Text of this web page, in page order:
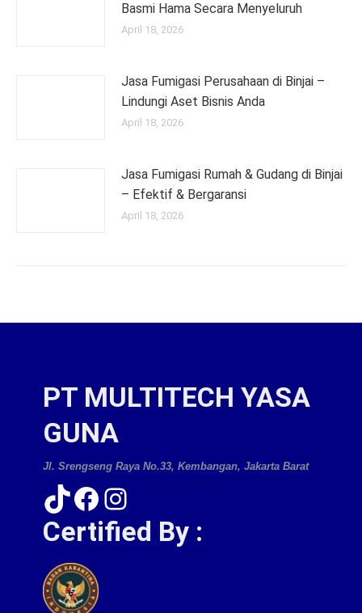
Basmi Hama Secara Menyeluruh
April 18, 2026
Jasa Fumigasi Perusahaan di Binjai –
Lindungi Aset Bisnis Anda
April 18, 2026
Jasa Fumigasi Rumah & Gudang di Binjai
– Efektif & Bergaransi
April 18, 2026
PT MULTITECH YASA
GUNA
Jl. Srengseng Raya No.33, Kembangan, Jakarta Barat
TikTok Facebook Instagram
Certified By :